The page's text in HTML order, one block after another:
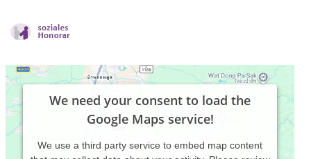
We need your consent to load the
Google Maps service!
We use a third party service to embed map content